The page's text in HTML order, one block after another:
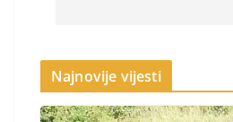
Najnovije vijesti